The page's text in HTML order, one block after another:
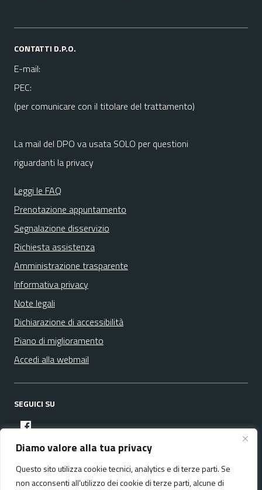
Diamo valore alla tua privacy
Questo sito utilizza cookie tecnici, analytics e di terze parti. Se
non acconsenti all'utilizzo dei cookie di terze parti, alcune di
CONTATTI D.P.O.
E-mail:
PEC:
(per comunicare con il titolare del trattamento)
La mail del DPO va usata SOLO per questioni
riguardanti la privacy
Leggi le FAQ
Prenotazione appuntamento
Segnalazione disservizio
Richiesta assistenza
Amministrazione trasparente
Informativa privacy
Note legali
Dichiarazione di accessibilità
Piano di miglioramento
Accedi alla webmail
SEGUICI SU
facebook
Media policy Mappa del sito